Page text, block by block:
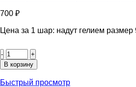
700 ₽
Цена за 1 шар: надут гелием размер
товара
Фольгированный
"Месяц
В корзину
Быстрый просмотр